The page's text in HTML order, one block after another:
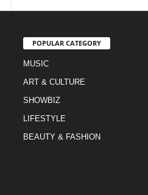
POPULAR CATEGORY
MUSIC
ART & CULTURE
SHOWBIZ
LIFESTYLE
BEAUTY & FASHION